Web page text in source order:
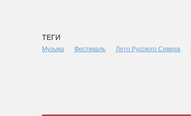
ТЕГИ
Музыка Фестиваль Лето Русского Севера